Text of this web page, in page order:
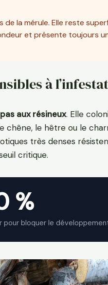
la mérule. Elle reste
et présente toujours
à
aux résineux. Elle
chêne, le hêtre ou le
très denses
critique.
%
pour bloquer le